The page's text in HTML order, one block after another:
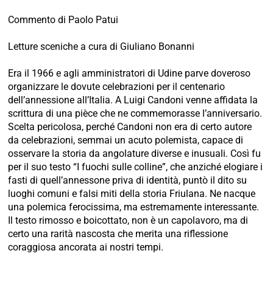
Commento di Paolo Patui
Letture sceniche a cura di Giuliano Bonanni
Era il 1966 e agli amministratori di Udine parve doveroso
organizzare le dovute celebrazioni per il centenario
dell’annessione all’Italia. A Luigi Candoni venne affidata la
scrittura di una pièce che ne commemorasse l’anniversario.
Scelta pericolosa, perché Candoni non era di certo autore
da celebrazioni, semmai un acuto polemista, capace di
osservare la storia da angolature diverse e inusuali. Così fu
per il suo testo “I fuochi sulle colline”, che anziché elogiare i
fasti di quell’annessone priva di identità, puntò il dito su
luoghi comuni e falsi miti della storia Friulana. Ne nacque
una polemica ferocissima, ma estremamente interessante.
Il testo rimosso e boicottato, non è un capolavoro, ma di
certo una rarità nascosta che merita una riflessione
coraggiosa ancorata ai nostri tempi.